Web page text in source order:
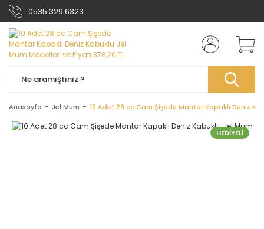
0535 329 6323
Anasayfa Jel Mum 10 Adet 28 cc Cam Şişede Mantar Kapaklı Deniz
HEDİYELİ